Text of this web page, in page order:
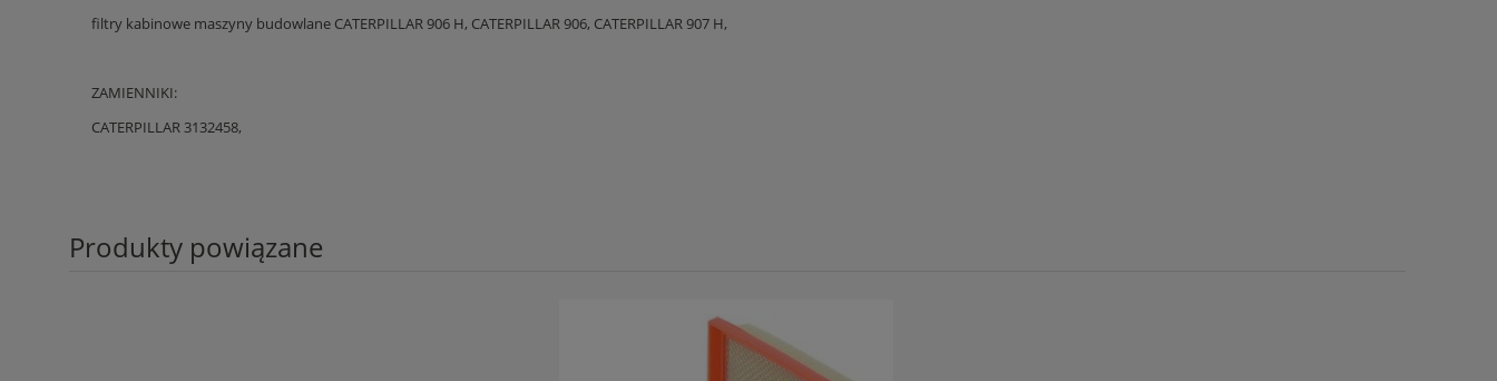
filtry kabinowe maszyny budowlane CATERPILLAR 906 H, CATERPILLAR 906, CATERPILLAR 907 H,
ZAMIENNIKI:
CATERPILLAR 3132458,
Produkty powiązane